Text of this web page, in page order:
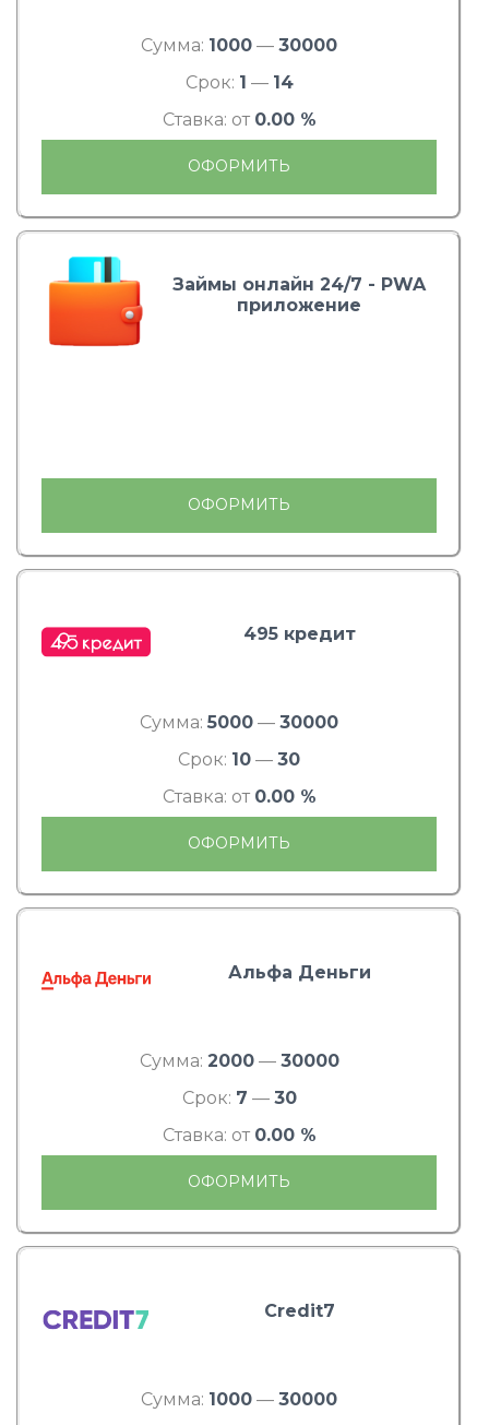
Сумма: 1000 — 30000
Срок: 1 — 14
Ставка: от 0.00 %
ОФОРМИТЬ
Займы онлайн 24/7 - PWA
приложение
ОФОРМИТЬ
495 кредит
Сумма: 5000 — 30000
Срок: 10 — 30
Ставка: от 0.00 %
ОФОРМИТЬ
Альфа Деньги
Сумма: 2000— 30000
Срок: 7 — 30
Ставка: от 0.00 %
ОФОРМИТЬ
Credit7
Сумма: 1000 — 30000